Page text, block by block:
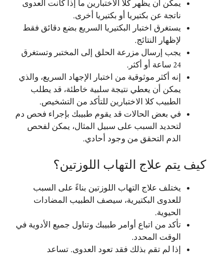
يمكن أن يظهر كلا الاختبارين ما إذا كانت العدوى
ناتجة عن بكتيريا أو بكتيريا أخرى.
يستغرق اختبار البكتيريا السريع بضع دقائق فقط
لإظهار النتائج.
يجب إرسال مزرعة الحلق إلى المختبر وتستغرق
24 ساعة أو أكثر.
إنه أكثر موثوقية من اختبار الإجهاد السريع، والذي
يمكن أن يعطي نتيجة سلبية خاطئة، قد يطلب
الطبيب كلا الاختبارين للتأكد من التشخيص.
في بعض الحالات قد يقوم طبيبك بإجراء فحص دم
لتحديد السبب على سبيل المثال، يمكن لفحص
الدم التحقق من وجود أحادي.
كيف يتم علاج التهاب اللوزتين؟
يختلف علاج التهاب اللوزتين بناءً على السبب
للعدوى البكتيرية، سيصف الطبيب المضادات
الحيوية.
تأكد من اتباع أوامر طبيبك وتناول جميع الأدوية في
الوقت المحدد.
إذا لم تقم بذلك فقد تعود العدوى. تساعد